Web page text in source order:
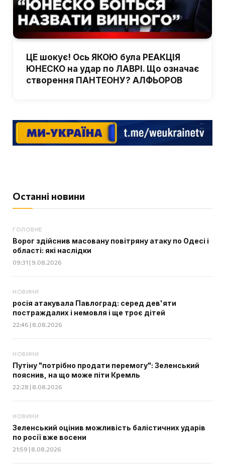
ЦЕ шокує! Ось ЯКОЮ була РЕАКЦІЯ
ЮНЕСКО на удар по ЛАВРІ. Що означає
створення ПАНТЕОНУ? АЛФЬОРОВ
Останні новини
ГОЛОВНЕ
Ворог здійснив масовану повітряну атаку по Одесі і
області: які наслідки
09:31 | 9.08.2026
НОВИНИ
росія атакувала Павлоград: серед дев'яти
постраждалих і немовля і ще троє дітей
22:46 | 8.08.2026
НОВИНИ
Путіну "потрібно продати перемогу": Зеленський
пояснив, на що може піти Кремль
22:28 | 8.08.2026
НОВИНИ
Зеленський оцінив можливість балістичних ударів
по росії вже восени
21:59 | 8.08.2026